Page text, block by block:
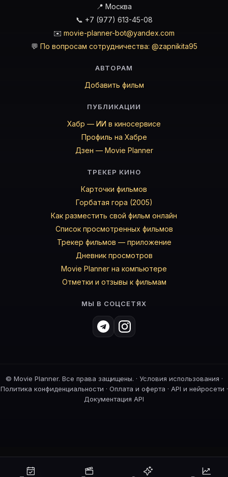
📍 Москва
📞 +7 (977) 613-45-08
✉️ movie-planner-bot@yandex.com
💬 По вопросам сотрудничества: @zapnikita95
АВТОРАМ
Добавить фильм
ПУБЛИКАЦИИ
Хабр — ИИ в киносервисе
Профиль на Хабре
Дзен — Movie Planner
ТРЕКЕР КИНО
Карточки фильмов
Горбатая гора (2005)
Как разместить свой фильм онлайн
Список просмотренных фильмов
Трекер фильмов — приложение
Дневник просмотров
Movie Planner на компьютере
Отметки и отзывы к фильмам
МЫ В СОЦСЕТЯХ
© Movie Planner. Все права защищены. · Условия использования ·
Политика конфиденциальности · Оплата и оферта · API и нейросети ·
Документация API